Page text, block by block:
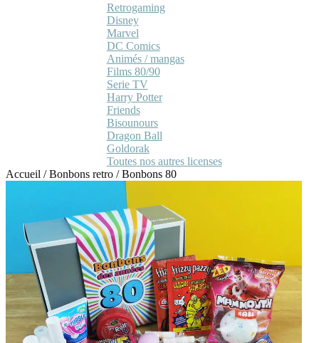
Retrogaming
Disney
Marvel
DC Comics
Animés / mangas
Films 80/90
Serie TV
Harry Potter
Friends
Bisounours
Dragon Ball
Goldorak
Toutes nos autres licenses
Accueil /Bonbons retro /Bonbons 80